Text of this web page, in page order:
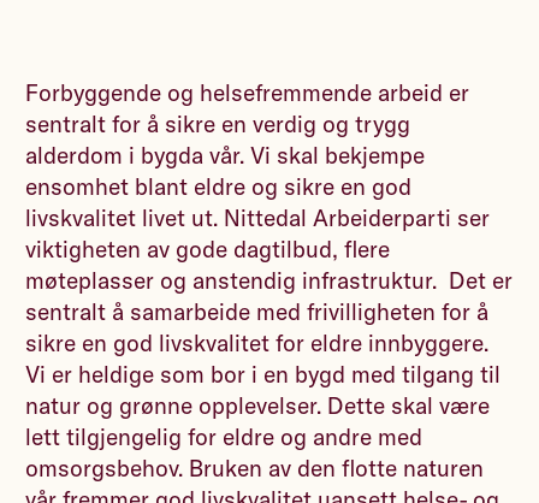
Forbyggende og helsefremmende arbeid er
sentralt for å sikre en verdig og trygg
alderdom i bygda vår. Vi skal bekjempe
ensomhet blant eldre og sikre en god
livskvalitet livet ut. Nittedal Arbeiderparti ser
viktigheten av gode dagtilbud, flere
møteplasser og anstendig infrastruktur. Det er
sentralt å samarbeide med frivilligheten for å
sikre en god livskvalitet for eldre innbyggere.
Vi er heldige som bor i en bygd med tilgang til
natur og grønne opplevelser. Dette skal være
lett tilgjengelig for eldre og andre med
omsorgsbehov. Bruken av den flotte naturen